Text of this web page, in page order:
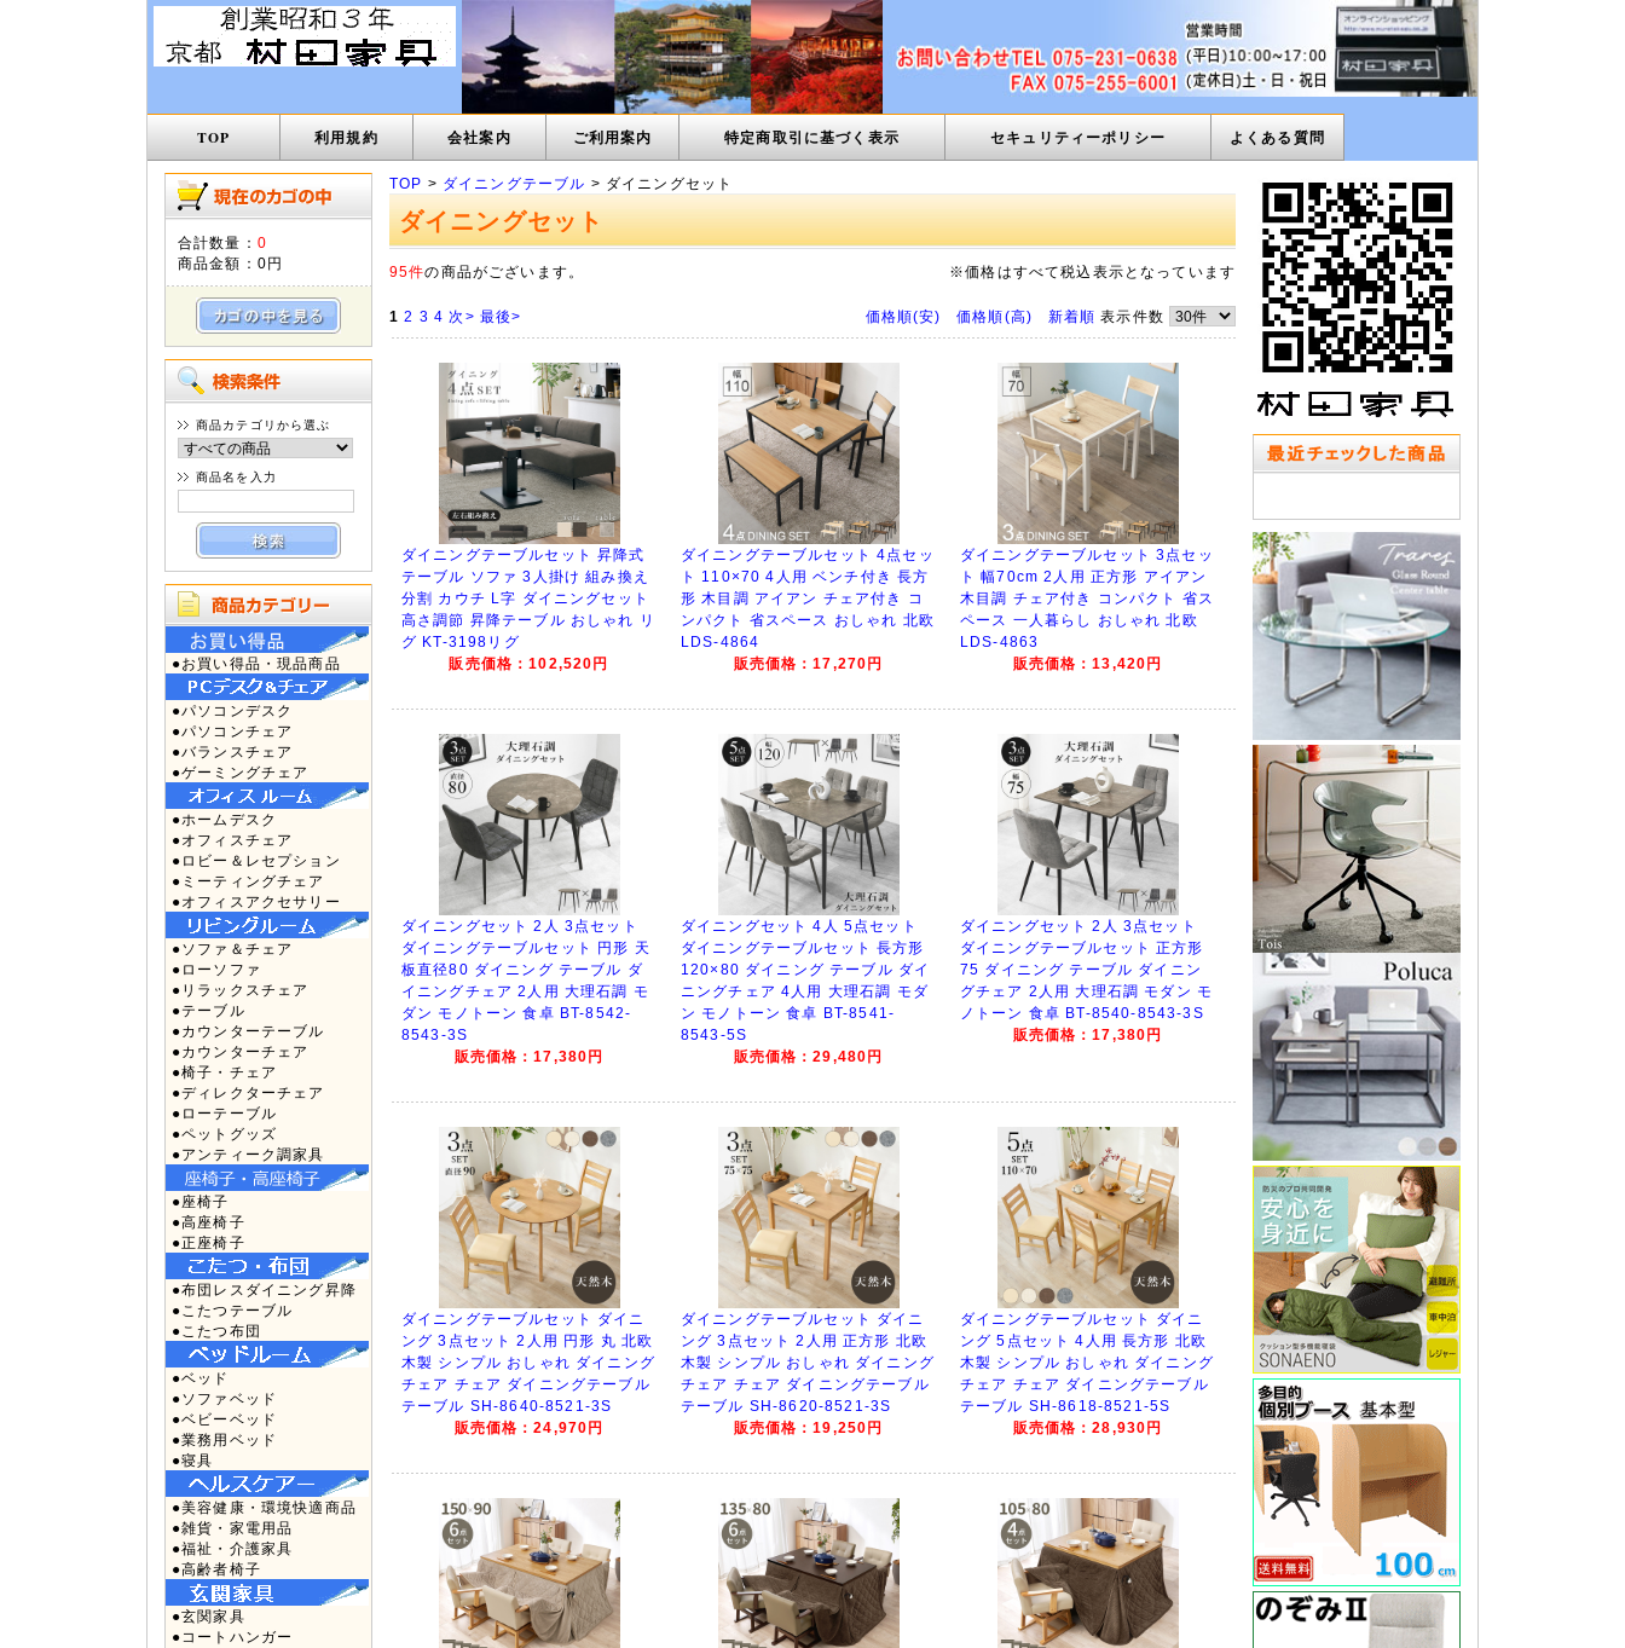
TOP 利用規約 会社案内 ご利用案内 特定商取引に基づく表示 セキュリティーポリシー よくある質問
合計数量： 0
商品金額： 0円
商品カテゴリから選ぶ
商品名を入力
●お買い得品・現品商品
●パソコンデスク
●パソコンチェア
●バランスチェア
●ゲーミングチェア
●ホームデスク
●オフィスチェア
●ロビー＆レセプション
●ミーティングチェア
●オフィスアクセサリー
●ソファ＆チェア
●ローソファ
●リラックスチェア
●テーブル
●カウンターテーブル
●カウンターチェア
●椅子・チェア
●ディレクターチェア
●ローテーブル
●ペットグッズ
●アンティーク調家具
●座椅子
●高座椅子
●正座椅子
●布団レスダイニング昇降
●こたつテーブル
●こたつ布団
●ベッド
●ソファベッド
●ベビーベッド
●業務用ベッド
●寝具
●美容健康・環境快適商品
●雑貨・家電用品
●福祉・介護家具
●高齢者椅子
●玄関家具
●コートハンガー
TOP > ダイニングテーブル > ダイニングセット
ダイニングセット
95件の商品がございます。 ※価格はすべて税込表示となっています
価格順(安) 価格順(高) 新着順 表示件数
1 2 3 4 次> 最後>
ダイニングテーブルセット 昇降式
テーブル ソファ 3人掛け 組み換え
分割 カウチ L字 ダイニングセット
高さ調節 昇降テーブル おしゃれ リ
グ KT-3198リグ
販売価格：102,520円
ダイニングテーブルセット 4点セッ
ト 110×70 4人用 ベンチ付き 長方
形 木目調 アイアン チェア付き コ
ンパクト 省スペース おしゃれ 北欧
LDS-4864
販売価格：17,270円
ダイニングテーブルセット 3点セッ
ト 幅70cm 2人用 正方形 アイアン
木目調 チェア付き コンパクト 省ス
ペース 一人暮らし おしゃれ 北欧
LDS-4863
販売価格：13,420円
ダイニングセット 2人 3点セット
ダイニングテーブルセット 円形 天
板直径80 ダイニング テーブル ダ
イニングチェア 2人用 大理石調 モ
ダン モノトーン 食卓 BT-8542-
8543-3S
販売価格：17,380円
ダイニングセット 4人 5点セット
ダイニングテーブルセット 長方形
120×80 ダイニング テーブル ダイ
ニングチェア 4人用 大理石調 モダ
ン モノトーン 食卓 BT-8541-
8543-5S
販売価格：29,480円
ダイニングセット 2人 3点セット
ダイニングテーブルセット 正方形
75 ダイニング テーブル ダイニン
グチェア 2人用 大理石調 モダン モ
ノトーン 食卓 BT-8540-8543-3S
販売価格：17,380円
ダイニングテーブルセット ダイニ
ング 3点セット 2人用 円形 丸 北欧
木製 シンプル おしゃれ ダイニング
チェア チェア ダイニングテーブル
テーブル SH-8640-8521-3S
販売価格：24,970円
ダイニングテーブルセット ダイニ
ング 3点セット 2人用 正方形 北欧
木製 シンプル おしゃれ ダイニング
チェア チェア ダイニングテーブル
テーブル SH-8620-8521-3S
販売価格：19,250円
ダイニングテーブルセット ダイニ
ング 5点セット 4人用 長方形 北欧
木製 シンプル おしゃれ ダイニング
チェア チェア ダイニングテーブル
テーブル SH-8618-8521-5S
販売価格：28,930円